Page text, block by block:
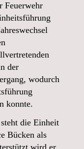
Feuerwehr
der
wodurch
konnte.
die Einheit
Bücken als
wird er